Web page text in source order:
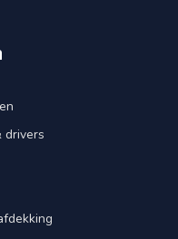
drivers